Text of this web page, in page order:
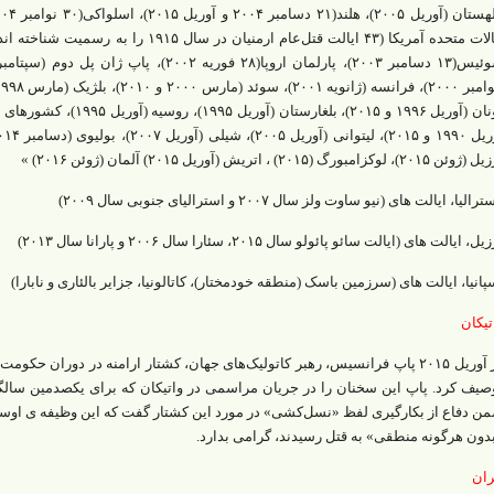
لوکزامبورگ (۲۰۱۵) ، اتریش (آوریل ۲۰۱۵) آلمان (ژوئن ۲۰۱۶) »
ایالت های (نیو ساوت ولز سال ۲۰۰۷ و استرالیای جنوبی سال ۲۰۰۹)
ایالت های (ایالت سائو پائولو سال ۲۰۱۵، سئارا سال ۲۰۰۶ و پارانا سال ۲۰۱۳)
ایالت های (سرزمین باسک (منطقه خودمختار)، کاتالونیا، جزایر بالئاری و نابارا)
در آوریل ۲۰۱۵ پاپ فرانسیس، رهبر کاتولیک‌های جهان، کشتار ارامنه در
کرد. پاپ این سخنان را در جریان مراسمی در واتیکان که برای یکصدمین
دفاع از بکارگیری لفظ «نسل‌کشی» در مورد این کشتار گفت که این وظیفه ی اوست
هرگونه منطقی» به قتل رسیدند، گرامی بدارد.